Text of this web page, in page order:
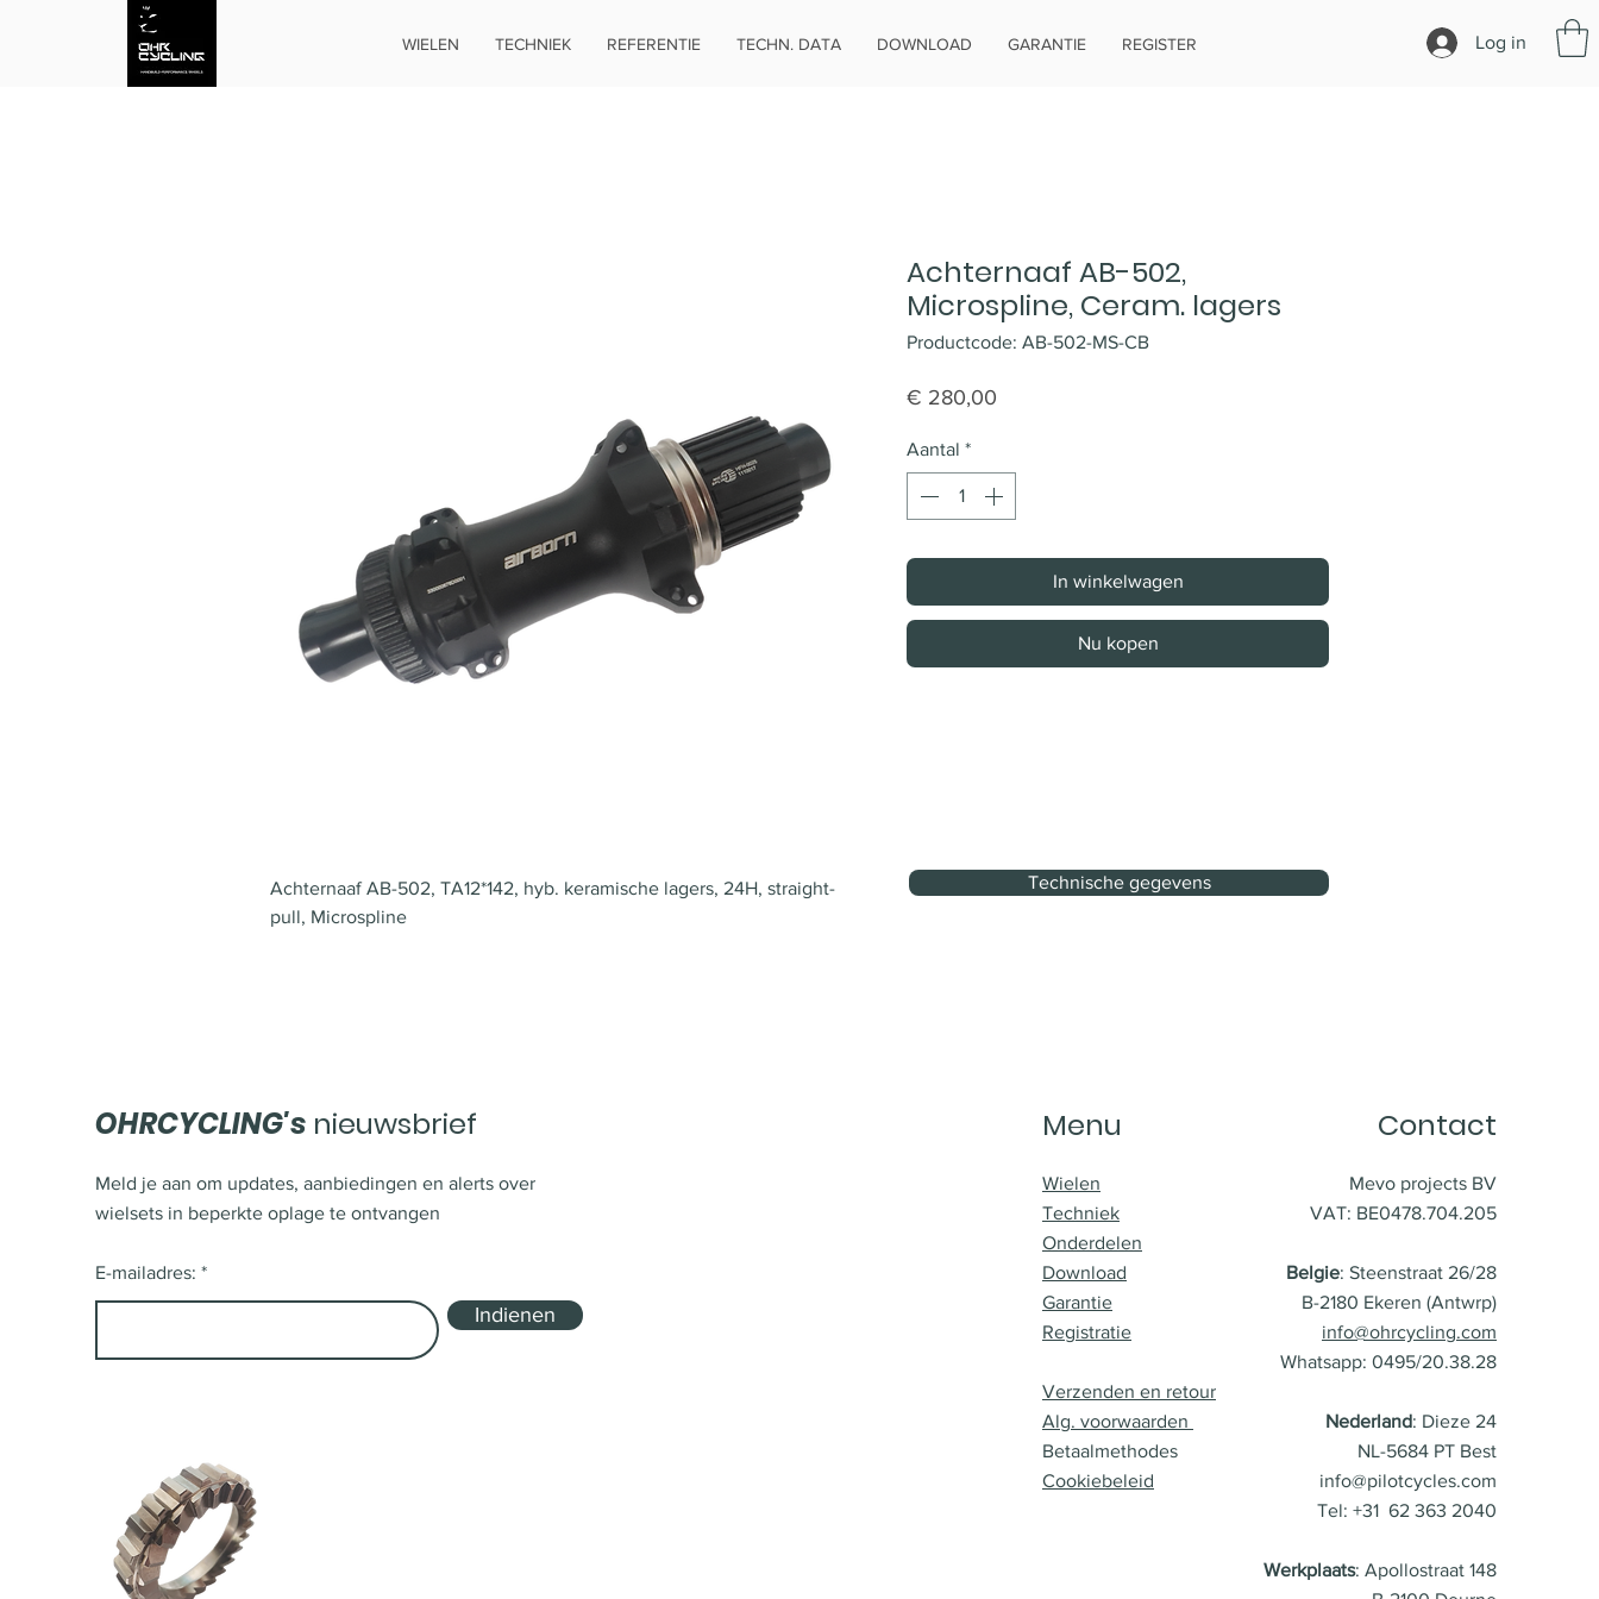
WIELEN TECHNIEK REFERENTIE TECHN. DATA DOWNLOAD GARANTIE REGISTER Log in
Achternaaf AB-502, TA12*142, hyb. keramische lagers, 24H, straight-
pull, Microspline
Achternaaf AB-502,
Microspline, Ceram. lagers
Productcode: AB-502-MS-CB
€ 280,00
Aantal *
In winkelwagen
Nu kopen
Technische gegevens
OHRCYCLING's nieuwsbrief
Meld je aan om updates, aanbiedingen en alerts over
wielsets in beperkte oplage te ontvangen
E-mailadres:
Indienen
Menu Contact
Wielen
Techniek
Onderdelen
Download
Garantie
Registratie
Verzenden en retour
Alg. voorwaarden
Betaalmethodes
Cookiebeleid
Mevo projects BV
VAT: BE0478.704.205
Belgie: Steenstraat 26/28
B-2180 Ekeren (Antwrp)
info@ohrcycling.com
Whatsapp: 0495/20.38.28
Nederland: Dieze 24
NL-5684 PT Best
info@pilotcycles.com
Tel: +31 62 363 2040
Werkplaats: Apollostraat 148